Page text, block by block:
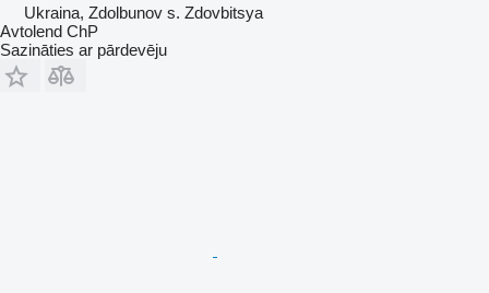
Ukraina, Zdolbunov s. Zdovbitsya
Avtolend ChP
Sazināties ar pārdevēju